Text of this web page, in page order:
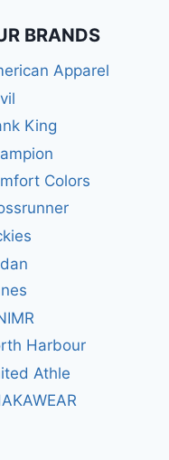
BRANDS
Apparel
King
Colors
Harbour
Athle